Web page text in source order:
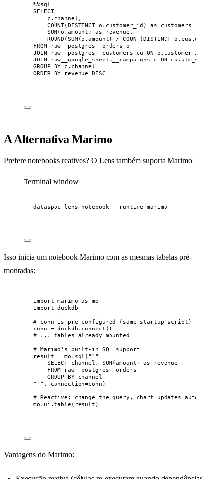
%%sql
SELECT
c.channel,
COUNT(DISTINCT o.customer_id ) as customers,
SUM(o.amount ) as revenue,
ROUND (SUM(o.amount ) / COUNT(DISTINCT o.customer_id
FROM raw__postgres__orders o
JOIN raw__postgres__customers cu ON o.customer_id
JOIN raw__google_sheets__campaigns c ON cu.utm_source
GROUP BY c.channel
ORDER BY revenue DESC
A Alternativa Marimo
Prefere notebooks reativos? O Lens também suporta Marimo:
Terminal window
dataspoc-lens notebook --runtime marimo
Isso inicia um notebook Marimo com as mesmas tabelas pré-
montadas:
import marimo as mo
import duckdb
# conn is pre-configured (same startup script)
conn = duckdb. connect ()
# ... tables already mounted
# Marimo's built-in SQL support
result = mo. sql ( """
SELECT channel, SUM(amount) as revenue
FROM raw__postgres__orders
GROUP BY channel
""" , connection=conn )
# Reactive: change the query, chart updates
mo.ui. table ( result )
Vantagens do Marimo: